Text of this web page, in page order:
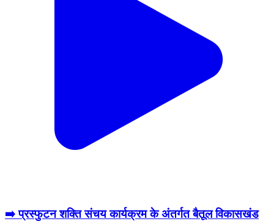
➡️ प्रस्फुटन शक्ति संचय कार्यक्रम के अंतर्गत बैतूल विकासखंड